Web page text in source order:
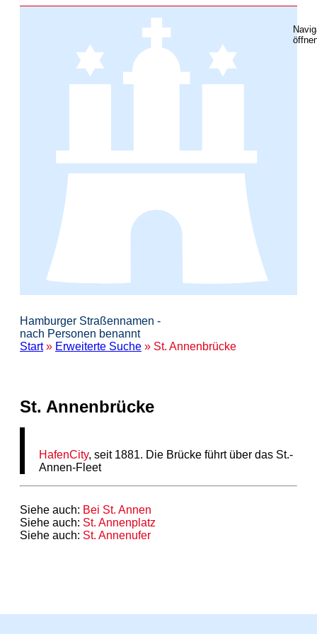
Hamburger Straßennamen -
nach Personen benannt
Start» Erweiterte Suche » St. Annenbrücke
St. Annenbrücke
HafenCity, seit 1881. Die Brücke führt über das St.-
Annen-Fleet
Siehe auch: Bei St. Annen
Siehe auch: St. Annenplatz
Siehe auch: St. Annenufer